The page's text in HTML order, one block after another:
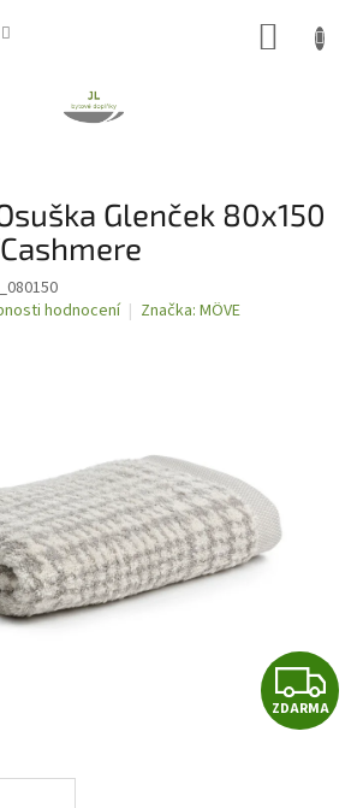
Glenček 80x150
hodnocení Značka: MÖVE
Z
D
ZDARMA